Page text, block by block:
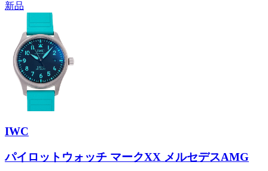
新品
IWC
パイロットウォッチ マークXX メルセデスAMG